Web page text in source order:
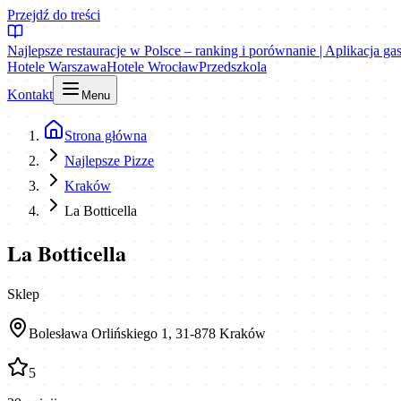
Przejdź do treści
Najlepsze restauracje w Polsce – ranking i porównanie | Aplikacja
Hotele WarszawaHotele WrocławPrzedszkola
Kontakt
Menu
Strona główna
Najlepsze Pizze
Kraków
La Botticella
La Botticella
Sklep
Bolesława Orlińskiego 1, 31-878 Kraków
5